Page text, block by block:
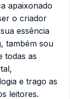
apaixonado
o criador
essência
também sou
todas as
e trago as
leitores.